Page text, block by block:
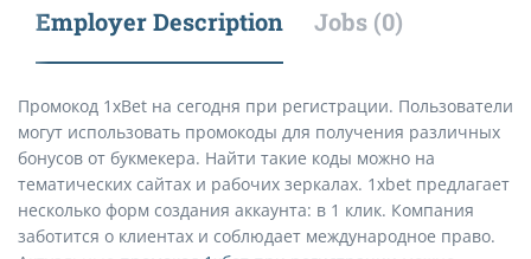
Employer Description Jobs (0)
Промокод 1xBet на сегодня при регистрации. Пользователи
могут использовать промокоды для получения различных
бонусов от букмекера. Найти такие коды можно на
тематических сайтах и рабочих зеркалах. 1xbet предлагает
несколько форм создания аккаунта: в 1 клик. Компания
заботится о клиентах и соблюдает международное право.